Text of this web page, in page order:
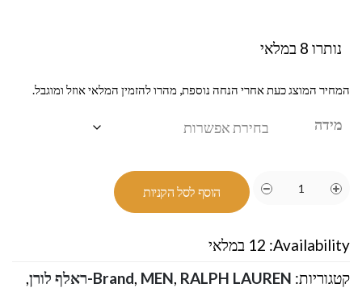
נותרו 8 במלאי
המחיר המוצג כעת אחרי הנחה נוספת, מהרו להזמין המלאי אוזל ומוגבל.
מידה
הוסף לסל הקניות
Availability: 12 במלאי
קטגוריות:
Brand, MEN, RALPH LAUREN-ראלף לורן
,